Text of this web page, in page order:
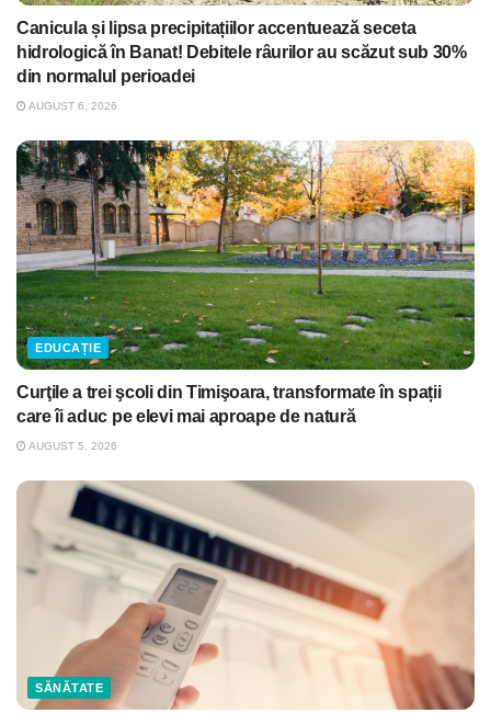
Canicula și lipsa precipitațiilor accentuează seceta
hidrologică în Banat! Debitele râurilor au scăzut sub 30%
din normalul perioadei
AUGUST 6, 2026
EDUCAȚIE
Curţile a trei şcoli din Timişoara, transformate în spații
care îi aduc pe elevi mai aproape de natură
AUGUST 5, 2026
SĂNĂTATE